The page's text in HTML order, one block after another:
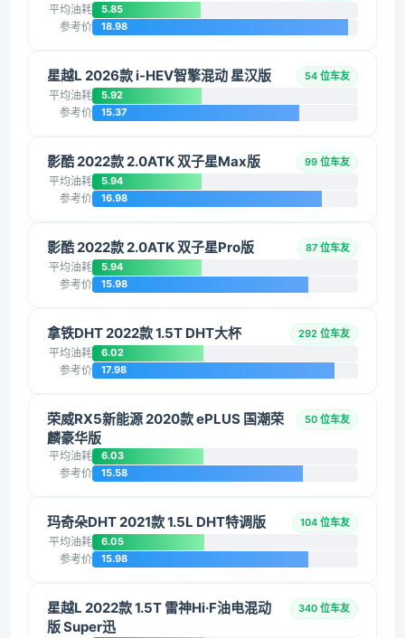
平均油耗 5.85
参考价 18.98
星越L 2026款 i-HEV智擎混动 星汉版 54 位车友
平均油耗 5.92
参考价 15.37
影酷 2022款 2.0ATK 双子星Max版 99 位车友
平均油耗 5.94
参考价 16.98
影酷 2022款 2.0ATK 双子星Pro版 87 位车友
平均油耗 5.94
参考价 15.98
拿铁DHT 2022款 1.5T DHT大杯 292 位车友
平均油耗 6.02
参考价 17.98
荣威RX5新能源 2020款 ePLUS 国潮荣
麟豪华版
50 位车友
平均油耗 6.03
参考价 15.58
玛奇朵DHT 2021款 1.5L DHT特调版 104 位车友
平均油耗 6.05
参考价 15.98
星越L 2022款 1.5T 雷神Hi·F油电混动
版 Super迅
340 位车友